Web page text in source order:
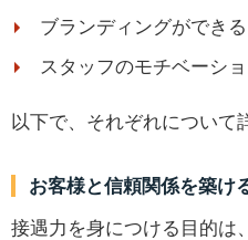
ブランディングができる
スタッフのモチベーシ
以下で、それぞれについて
お客様と信頼関係を築け
接遇力を身につける目的は